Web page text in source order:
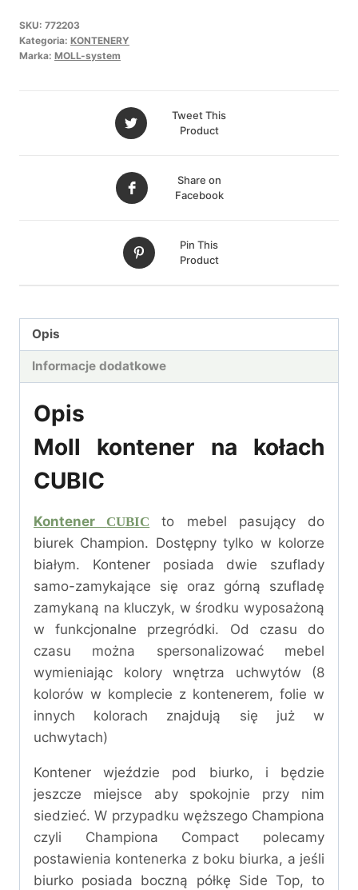
do
biurka
SKU: 772203
Kategoria: KONTENERY
Marka: MOLL-system
Tweet This
Product
Share on
Facebook
Pin This
Product
Opis
Informacje dodatkowe
Opis
Moll kontener na kołach
CUBIC
Kontener CUBIC to mebel pasujący do
biurek Champion. Dostępny tylko w kolorze
białym. Kontener posiada dwie szuflady
samo-zamykające się oraz górną szufladę
zamykaną na kluczyk, w środku wyposażoną
w funkcjonalne przegródki. Od czasu do
czasu można spersonalizować mebel
wymieniając kolory wnętrza uchwytów (8
kolorów w komplecie z kontenerem, folie w
innych kolorach znajdują się już w
uchwytach)
Kontener wjeździe pod biurko, i będzie
jeszcze miejsce aby spokojnie przy nim
siedzieć. W przypadku węższego Championa
czyli Championa Compact polecamy
postawienia kontenerka z boku biurka, a jeśli
biurko posiada boczną półkę Side Top, to